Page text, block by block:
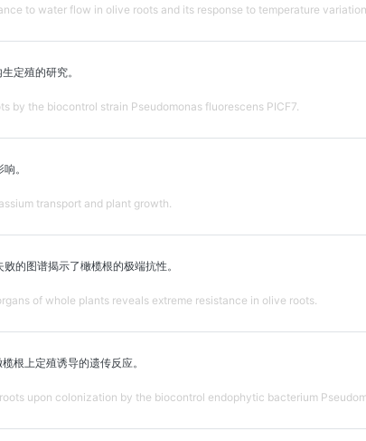
to water flow in olive roots and its response to temperature
定殖的研究。
by the biocontrol strain Pseudomonas fluorescens PICF7.
。
transport and plant growth.
的图谱揭示了橄榄根的极端抗性。
of whole plants reveals extreme resistance in olive roots.
根上定殖诱导的遗传反应。
upon colonization by the biocontrol endophytic bacterium